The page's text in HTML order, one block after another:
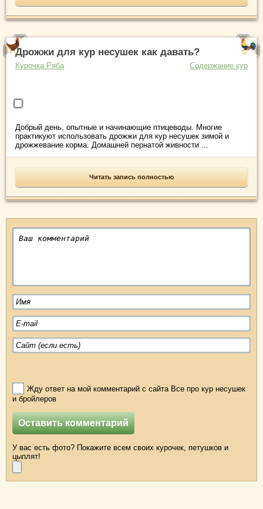
Дрожжи для кур несушек как давать?
Курочка Ряба Содержание кур
Добрый день, опытные и начинающие птицеводы. Многие
практикуют использовать дрожжи для кур несушек зимой и
дрожжевание корма. Домашней пернатой живности ...
Читать запись полностью
Жду ответ на мой комментарий с сайта Все про кур несушек
и бройлеров
У вас есть фото? Покажите всем своих курочек, петушков и
цыплят!